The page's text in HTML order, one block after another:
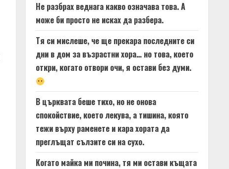
Не разбрах веднага какво означава това. А
може би просто не исках да разбера.
Тя си мислеше, че ще прекара последните си
дни в дом за възрастни хора… но това, което
откри, когато отвори очи, я остави без думи.
В църквата беше тихо, но не онова
спокойствие, което лекува, а тишина, която
тежи върху раменете и кара хората да
преглъщат сълзите си на сухо.
Когато майка ми почина, тя ми остави къщата